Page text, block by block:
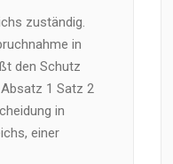
zuständig.
in
den Schutz
1 Satz 2
in
einer